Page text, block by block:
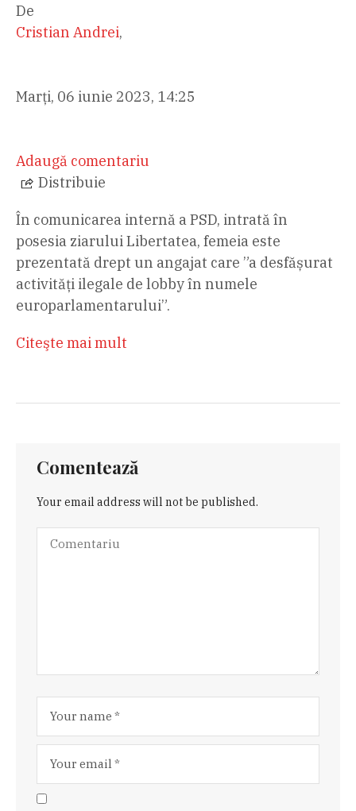
De
Cristian Andrei,
Marți, 06 iunie 2023, 14:25
Adaugă comentariu
Distribuie
În comunicarea internă a PSD, intrată în
posesia ziarului Libertatea, femeia este
prezentată drept un angajat care ”a desfășurat
activități ilegale de lobby în numele
europarlamentarului”.
Citeşte mai mult
Comentează
Your email address will not be published.